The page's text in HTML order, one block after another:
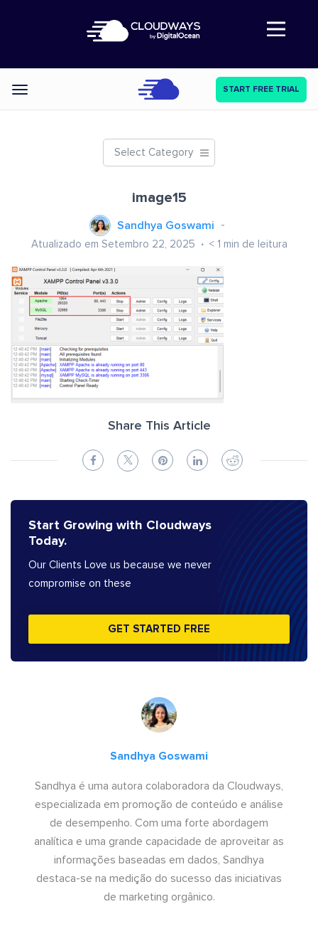
Abre a navegação
Categories START FREE TRIAL
Select Category
image15
Sandhya Goswami
Atualizado em Setembro 22, 2025 < 1 min de leitura
Share This Article
Start Growing with Cloudways
Today.
Our Clients Love us because we never
compromise on these
GET STARTED FREE
Sandhya Goswami
Sandhya é uma autora colaboradora da Cloudways,
especializada em promoção de conteúdo e análise
de desempenho. Com uma forte abordagem
analítica e uma grande capacidade de aproveitar as
informações baseadas em dados, Sandhya
destaca-se na medição do sucesso das iniciativas
de marketing orgânico.